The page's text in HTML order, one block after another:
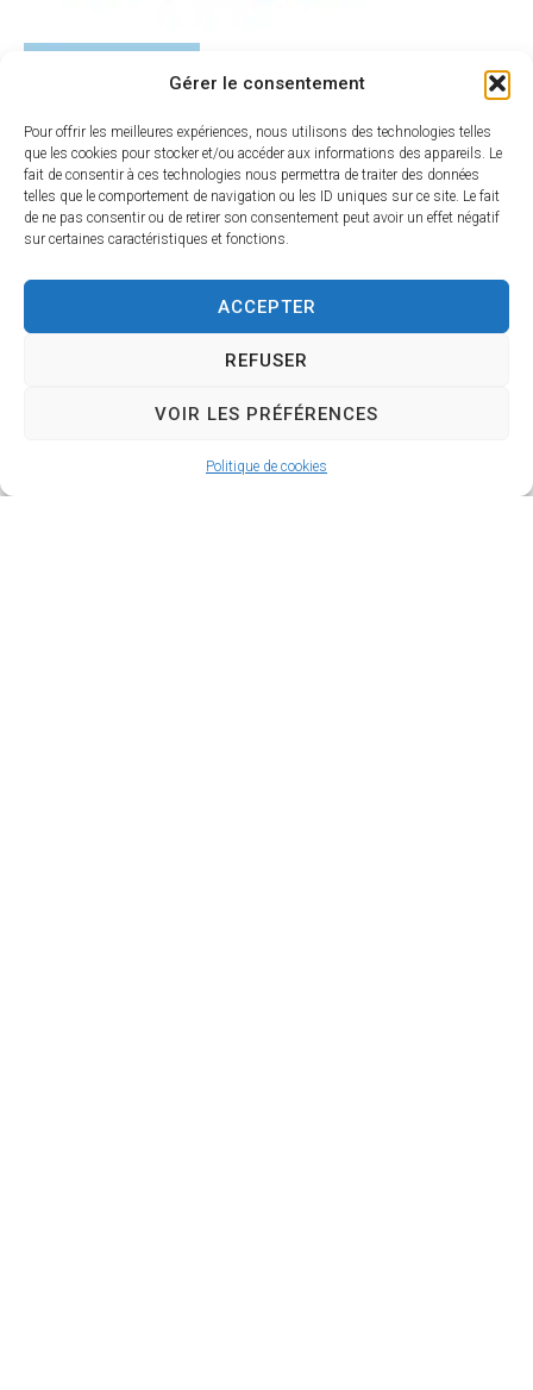
Gérer le consentement
Pour offrir les meilleures expériences, nous utilisons des technologies telles
que les cookies pour stocker et/ou accéder aux informations des appareils. Le
fait de consentir à ces technologies nous permettra de traiter des données
telles que le comportement de navigation ou les ID uniques sur ce site. Le fait
de ne pas consentir ou de retirer son consentement peut avoir un effet négatif
sur certaines caractéristiques et fonctions.
ACCEPTER
REFUSER
VOIR LES PRÉFÉRENCES
Politique de cookies